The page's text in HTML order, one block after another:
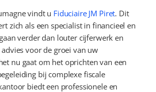
vindt u Fiduciaire JM Piret. Dit
zich als een specialist in financieel en
verder dan louter cijferwerk en
voor de groei van uw
nu gaat om het oprichten van een
bij complexe fiscale
biedt een professionele en